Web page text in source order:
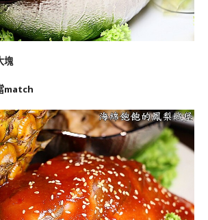
塊
match